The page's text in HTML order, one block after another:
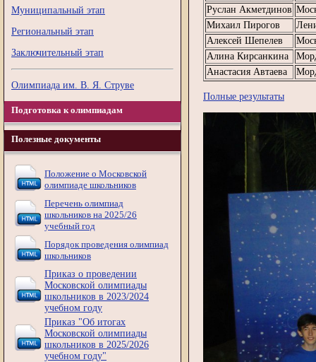
Муниципальный этап
Региональный этап
Заключительный этап
Олимпиада им. В. Я. Струве
Подготовка к олимпиадам
Полезные документы
Положение о Московской
олимпиаде школьников
Перечень олимпиад
школьников на 2025/26
учебный год
Порядок проведения олимпиад
школьников
Приказ о проведении
Московской олимпиады
школьников в 2023/2024
учебном году
Приказ "Об итогах
Московской олимпиады
школьников в 2025/2026
учебном году"
Руслан Акметдинов
Михаил Пирогов
Алексей Шепелев
Алина Кирсанкина
Анастасия Автаева
Полные результаты